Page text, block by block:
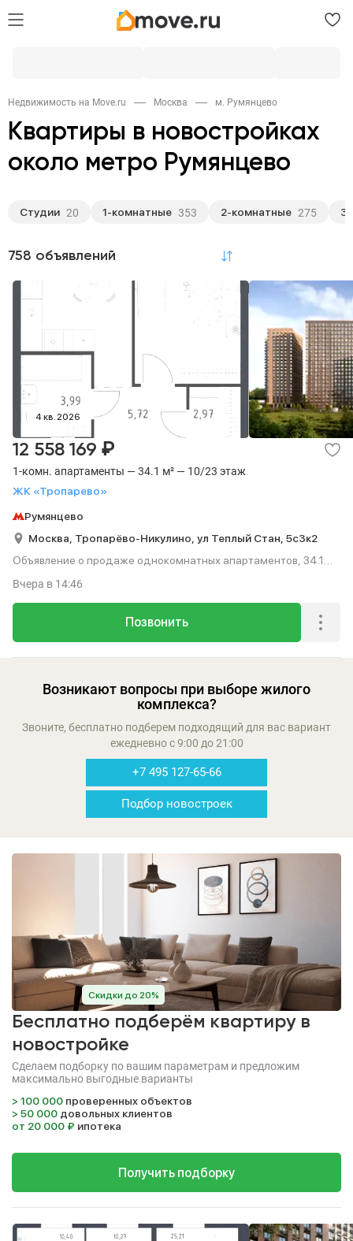
Недвижимость на Move.ru Москва м. Румянцево
Квартиры в новостройках
около метро Румянцево
Студии 20 1-комнатные 353 2-комнатные 275
107 Многокомнатные
Апартаменты
Без отделки 171 С евроремонтом
С отделкой
Удобства
С парковкой 45
Сделка
758 объявлений
4 кв. 2026
1-комн. апартаменты — 34.1 м² — 10/23 этаж
ЖК «Тропарево»
12 558 169 ₽
Румянцево
Москва, Тропарёво-Никулино, ул Теплый Стан, 5с3к2
Объявление о продаже однокомнатных апартаментов, 34.1
Позвонить
Вчера в 14:46
Возникают вопросы при выборе жилого
комплекса?
Звоните, бесплатно подберем подходящий для вас вариант
ежедневно с 9:00 до 21:00
+7 495 127-65-66
Подбор новостроек
Скидки до 20%
Бесплатно подберём квартиру в
новостройке
Сделаем подборку по вашим параметрам и предложим
максимально выгодные варианты
> 100 000 проверенных объектов
> 50 000 довольных клиентов
от 20 000 ₽ ипотека
Получить подборку